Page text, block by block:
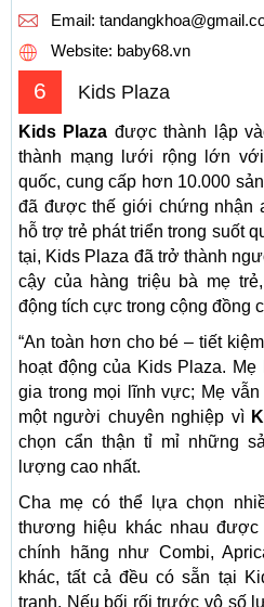
Email:
Website: baby68.vn
6 Kids Plaza
Kids Plaza được thành lập
thành mạng lưới rộng lớn
quốc, cung cấp hơn 10.000
đã được thế giới chứng nhận
hỗ trợ trẻ phát triển trong suốt
tại, Kids Plaza đã trở thành
cậy của hàng triệu bà mẹ
động tích cực trong cộng đồng
“An toàn hơn cho bé – tiết
hoạt động của Kids Plaza.
gia trong mọi lĩnh vực; Mẹ
một người chuyên nghiệp vì
chọn cẩn thận tỉ mỉ những
lượng cao nhất.
Cha mẹ có thể lựa chọn
thương hiệu khác nhau
chính hãng như Combi,
khác, tất cả đều có sẵn tại
tranh. Nếu bối rối trước vô số